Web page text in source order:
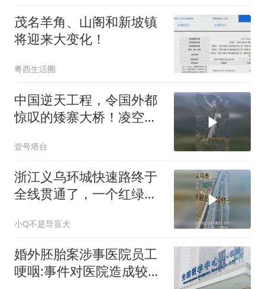
茂名羊角、山阁和新坡镇
将迎来大变化！
粤西生活圈
中国逆天工程，令国外都
惊叹的矮寨大桥！凌空飞
壹号塔台
浙江义乌环城快速路终于
全线贯通了，一个红绿灯
小Q不是导盲犬
婚外胚胎案涉事医院员工
哽咽:事件对医院造成较大